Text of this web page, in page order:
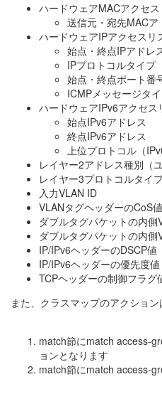
ハードウェアMACアクセ
送信元・宛先MACア
ハードウェアIPアクセス
始点・終点IPアドレ
IPプロトコルタイプ
始点・終点ポート番
ICMPメッセージタイ
ハードウェアIPv6アクセ
始点IPv6アドレス
終点IPv6アドレス
上位プロトコル（
レイヤー2アドレス種別（
レイヤー3プロトコルタイ
入力VLAN ID
VLANタグヘッダーのCoS値
ダブルタグパケットの内
ダブルタグパケットの内
IP/IPv6ヘッダーのDSCP値
IP/IPv6ヘッダーの優先度値
TCPヘッダーの制御フラグ
また、クラスマップのアクショ
match節にmatch access-
ョンとなります
match節にmatch access-